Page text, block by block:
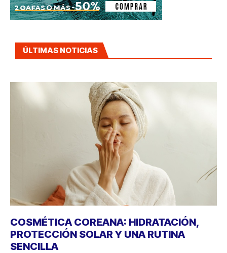
ÚLTIMAS NOTICIAS
COSMÉTICA COREANA: HIDRATACIÓN,
PROTECCIÓN SOLAR Y UNA RUTINA
SENCILLA